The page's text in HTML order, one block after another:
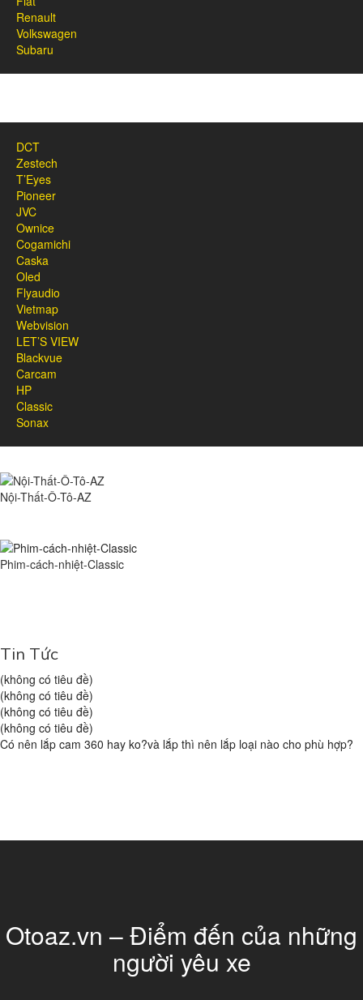
Renault
Volkswagen
Subaru
DCT
Zestech
T’Eyes
Pioneer
JVC
Ownice
Cogamichi
Caska
Oled
Flyaudio
Vietmap
Webvision
LET’S VIEW
Blackvue
Carcam
HP
Classic
Sonax
Nội-Thất-Ô-Tô-AZ
Phim-cách-nhiệt-Classic
Tin Tức
(không có tiêu đề)
(không có tiêu đề)
(không có tiêu đề)
(không có tiêu đề)
Có nên lắp cam 360 hay ko?và lắp thì nên lắp loại nào cho phù hợp?
Otoaz.vn – Điểm đến của những
người yêu xe